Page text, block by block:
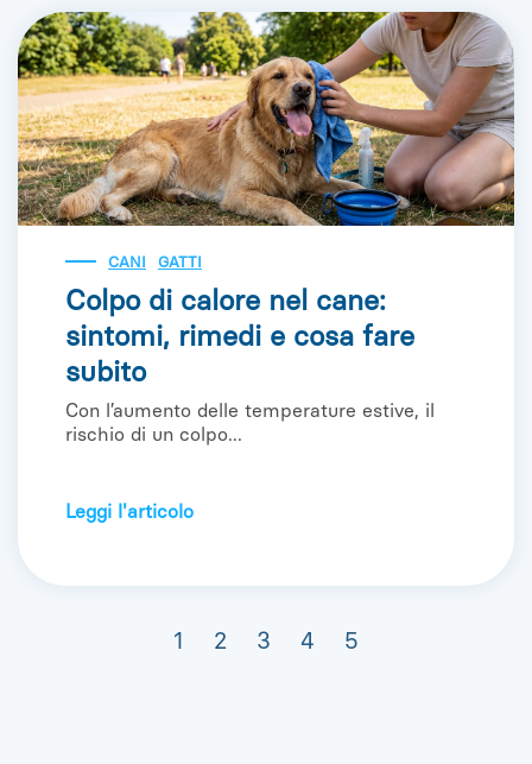
CANI GATTI
Colpo di calore nel cane:
sintomi, rimedi e cosa fare
subito
Con l’aumento delle temperature estive, il
rischio di un colpo...
Leggi l'articolo
1 2 3 4 5